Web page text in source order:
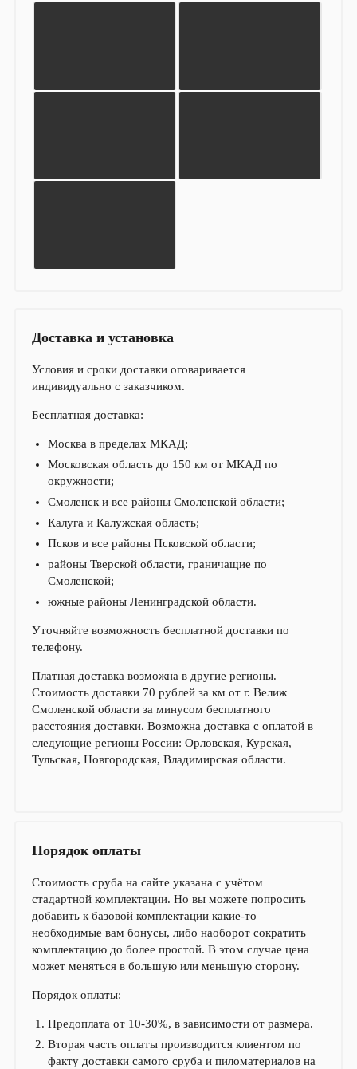
Доставка и установка
Условия и сроки доставки оговаривается
индивидуально с заказчиком.
Бесплатная доставка:
Москва в пределах МКАД;
Московская область до 150 км от МКАД по
окружности;
Смоленск и все районы Смоленской области;
Калуга и Калужская область;
Псков и все районы Псковской области;
районы Тверской области, граничащие по
Смоленской;
южные районы Ленинградской области.
Уточняйте возможность бесплатной доставки по
телефону.
Платная доставка возможна в другие регионы.
Стоимость доставки 70 рублей за км от г. Велиж
Смоленской области за минусом бесплатного
расстояния доставки. Возможна доставка с оплатой в
следующие регионы России: Орловская, Курская,
Тульская, Новгородская, Владимирская области.
Порядок оплаты
Стоимость сруба на сайте указана с учётом
стадартной комплектации. Но вы можете попросить
добавить к базовой комплектации какие-то
необходимые вам бонусы, либо наоборот сократить
комплектацию до более простой. В этом случае цена
может меняться в большую или меньшую сторону.
Порядок оплаты:
Предоплата от 10-30%, в зависимости от размера.
Вторая часть оплаты производится клиентом по
факту доставки самого сруба и пиломатериалов на